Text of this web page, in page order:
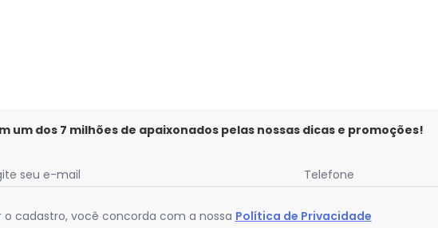
um dos 7 milhões de apaixonados pelas nossas dicas e promoções!
seu e-mail Telefone
o cadastro, você concorda com a nossa Política de Privacidade